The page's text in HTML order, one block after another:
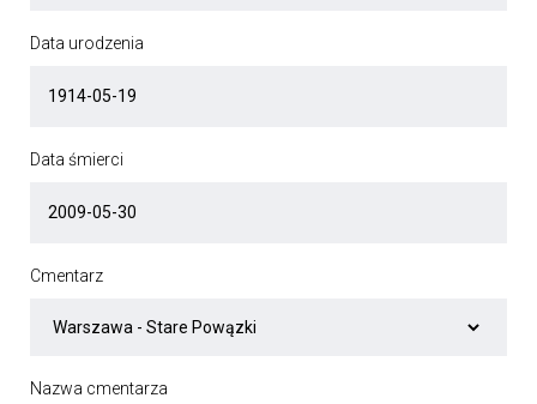
Data urodzenia
Data śmierci
Cmentarz
Nazwa cmentarza